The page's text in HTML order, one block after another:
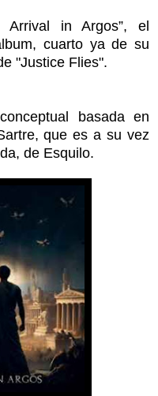
Arrival in Argos”, el
cuarto ya de su
"Justice Flies".
basada en
que es a su vez
de Esquilo.